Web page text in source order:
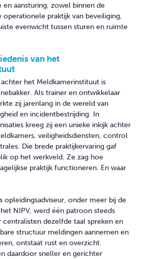
en aansturing, zowel binnen de
operationele praktijk van beveiliging,
evenwicht tussen sturen en ruimte
van het
het Meldkamerinstituut is
Als trainer en ontwikkelaar
zij jarenlang in de wereld van
en incidentbestrijding. In
kreeg zij een unieke inkijk achter
veiligheidsdiensten, control
Die brede praktijkervaring gaf
op het werkveld. Ze zag hoe
praktijk functioneren. En waar
opleidingsadviseur, onder meer bij de
NIPV, werd één patroon steeds
centralisten dezelfde taal spreken en
structuur meldingen aannemen en
ontstaat rust en overzicht.
daardoor sneller en gerichter